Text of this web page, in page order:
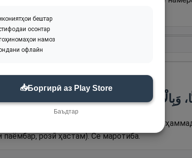
وَبِالْإِسْلَامِ دِينًا، وَبِمُحَمَّدٍ صَلَّى اللَّهُ عَلَيْهِ
Аллоҳ, ва ба Ислом ба унвони дин ва
паёмбар, розӣ ҳастам). Се маротиба.
бештар
осонтар
намоз
офлайн
📥Боргирӣ аз Play Store
Баъдтар